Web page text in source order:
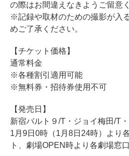
の際はお間違えなきようご留意
※記録や取材のための撮影が入
めご了承ください。
【チケット価格】
通常料金
※各種割引適用可能
※無料券・招待券使用不可
【発売日】
新宿バルト９/T・ジョイ梅田/T
1月9日0時（1月8日24時）より
ト、劇場OPEN時より各劇場窓